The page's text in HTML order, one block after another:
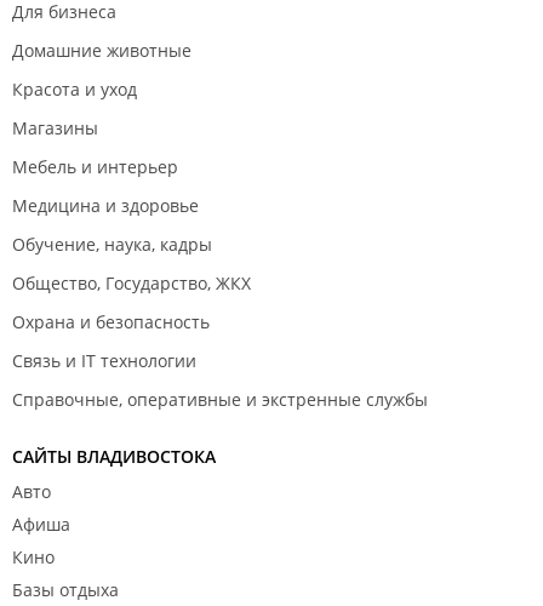
Для бизнеса
Домашние животные
Красота и уход
Магазины
Мебель и интерьер
Медицина и здоровье
Обучение, наука, кадры
Общество, Государство, ЖКХ
Охрана и безопасность
Связь и IT технологии
Справочные, оперативные и экстренные службы
САЙТЫ ВЛАДИВОСТОКА
Авто
Афиша
Кино
Базы отдыха